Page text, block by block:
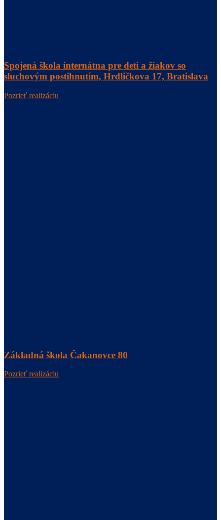
Spojená škola internátna pre deti a žiakov so
sluchovým postihnutím, Hrdličkova 17, Bratislava
Pozrieť realizáciu
Základná škola Čakanovce 80
Pozrieť realizáciu